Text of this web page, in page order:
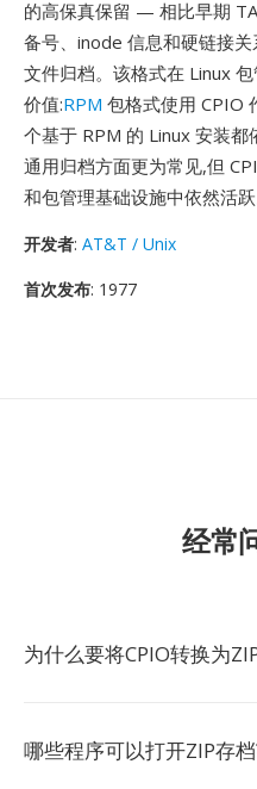
的高保真保留 — 相比早期
备号、inode 信息和硬链接
文件归档。该格式在 Linux
价值:RPM 包格式使用 CPIO
个基于 RPM 的 Linux 安装
通用归档方面更为常见,但
和包管理基础设施中依然活跃
开发者: AT&T / Unix
首次发布: 1977
经常
为什么要将CPIO转换为
哪些程序可以打开ZIP存档